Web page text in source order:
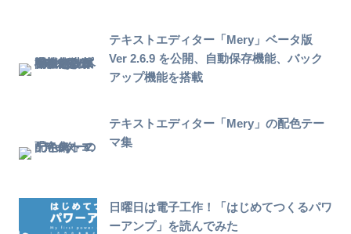
テキストエディター「Mery」ベータ版
Ver 2.6.9 を公開、自動保存機能、バック
アップ機能を搭載
テキストエディター「Mery」の配色テー
マ集
日曜日は電子工作！「はじめてつくるパワ
ーアンプ」を読んでみた